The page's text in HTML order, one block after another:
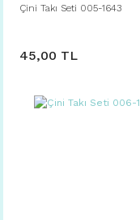
Çini Takı Seti 005-1643
45,00 TL